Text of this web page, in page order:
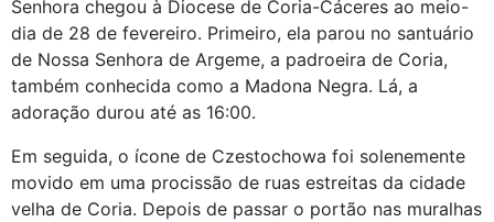
Senhora chegou à Diocese de Coria-Cáceres ao meio-
dia de 28 de fevereiro. Primeiro, ela parou no santuário
de Nossa Senhora de Argeme, a padroeira de Coria,
também conhecida como a Madona Negra. Lá, a
adoração durou até as 16:00.
Em seguida, o ícone de Czestochowa foi solenemente
movido em uma procissão de ruas estreitas da cidade
velha de Coria. Depois de passar o portão nas muralhas